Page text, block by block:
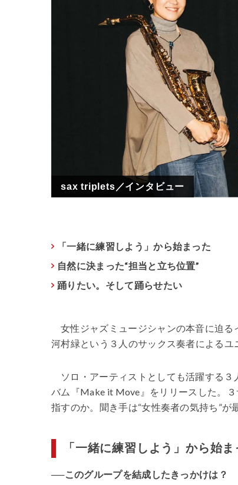
sax triplets／インタビュー
「一緒に練習しよう」から始まった
自然に決まった“担当と立ち位置”
踊りたい。そして踊らせたい
女性ジャズミュージシャンの本音に迫る
河村緑という３人のサックス奏者による
ソロ・アーティストとしても活躍する
バム『Make it Move』をリリースした。
指すのか。聞き手は“女性奏者の気持ち”が
「一緒に練習しよう」から始ま
──このグループを結成したきっかけは？